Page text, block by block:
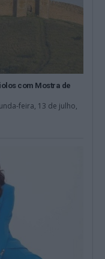
com Mostra de
feira, 13 de julho,